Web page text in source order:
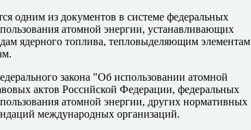
одним из документов в системе федеральных
атомной энергии, устанавливающих
ядерного топлива, тепловыделяющим элементам
закона "Об использовании атомной
актов Российской Федерации, федеральных
атомной энергии, других нормативных
международных организаций.